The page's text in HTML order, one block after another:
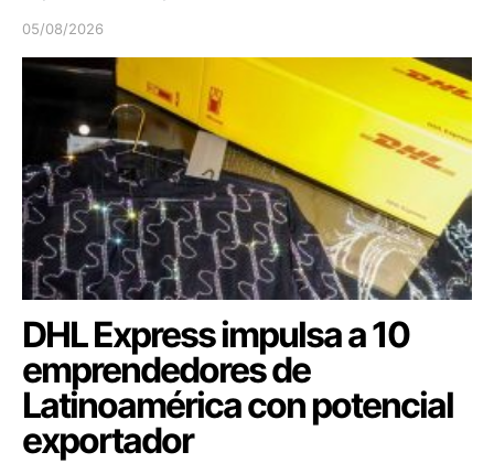
05/08/2026
DHL Express impulsa a 10
emprendedores de
Latinoamérica con potencial
exportador